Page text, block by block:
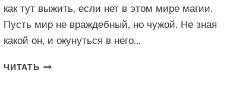
как тут выжить, если нет в этом мире магии.
Пусть мир не враждебный, но чужой. Не зная
какой он, и окунуться в него…
ЧИТАТЬ НЕБЕСАМ